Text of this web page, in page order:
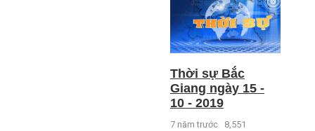
Thời sự Bắc
Giang ngày 15 -
10 - 2019
7 năm trước 8,551